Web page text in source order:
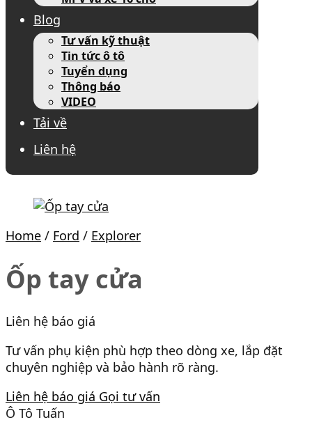
Blog
Tư vấn kỹ thuật
Tin tức ô tô
Tuyển dụng
Thông báo
VIDEO
Tải về
Liên hệ
Home / Ford / Explorer
Ốp tay cửa
Liên hệ báo giá
Tư vấn phụ kiện phù hợp theo dòng xe, lắp đặt
chuyên nghiệp và bảo hành rõ ràng.
Liên hệ báo giá Gọi tư vấn
Ô Tô Tuấn